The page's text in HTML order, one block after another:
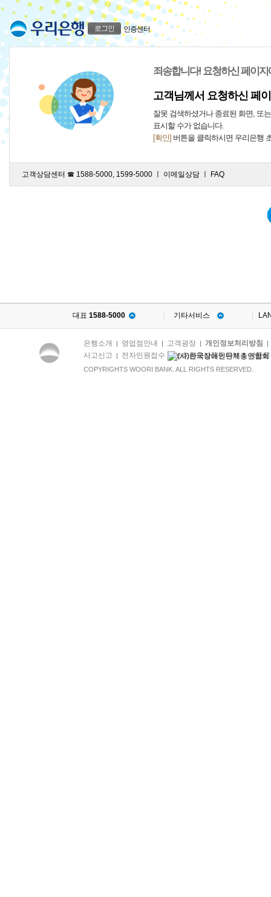
로그인 인증센터
죄송합니다! 요청하신 페이
고객님께서 요청하신 페
잘못 검색하셨거나 종료된 화면, 또
표시할 수가 없습니다.
[확인] 버튼을 클릭하시면 우리은행
고객상담센터 ☎ 1588-5000, 1599-5000 ㅣ 이메일상담 FAQ
대표 1588-5000 기타서비스
은행소개 | 영업점안내 | 고객광장| 개인정보처리방침
사고신고 | 전자민원접수 |보호금융상품등록부|상품
COPYRIGHTS WOORI BANK. ALL RIGHTS RESERVED.